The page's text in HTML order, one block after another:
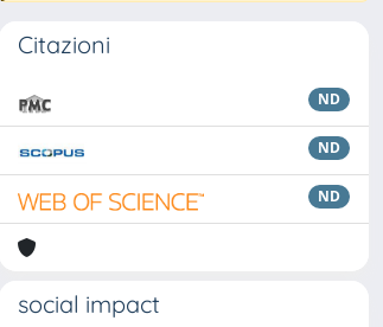
Citazioni
ND
ND
ND
social impact